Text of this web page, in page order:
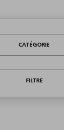
CATÉGORIE
FILTRE